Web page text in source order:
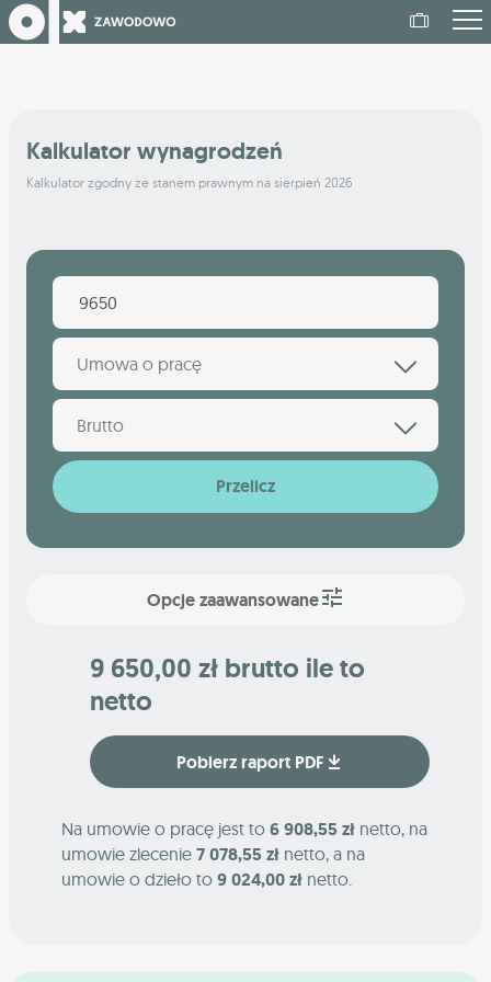
Kalkulator wynagrodzeń
Kalkulator zgodny ze stanem prawnym na sierpień 2026
Umowa o pracę
Brutto
Przelicz
Opcje zaawansowane
9 650,00 zł brutto ile to
netto
Pobierz raport PDF
Na umowie o pracę jest to 6 908,55 zł netto, na
umowie zlecenie 7 078,55 zł netto, a na
umowie o dzieło to 9 024,00 zł netto.